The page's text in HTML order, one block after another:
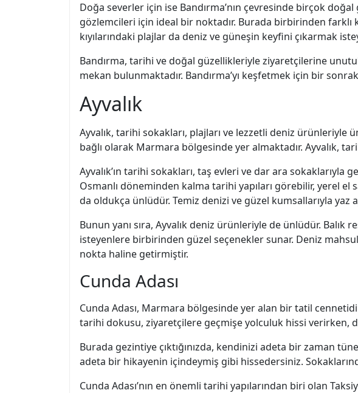
Doğa severler için ise Bandırma’nın çevresinde birçok
gözlemcileri için ideal bir noktadır. Burada birbirinden farklı
kıyılarındaki plajlar da deniz ve güneşin keyfini çıkarmak
Bandırma, tarihi ve doğal güzellikleriyle ziyaretçilerine
mekan bulunmaktadır. Bandırma’yı keşfetmek için bir
Ayvalık
Ayvalık, tarihi sokakları, plajları ve lezzetli deniz ürünleriyle
bağlı olarak Marmara bölgesinde yer almaktadır. Ayvalık,
Ayvalık’ın tarihi sokakları, taş evleri ve dar ara sokaklarıyla
Osmanlı döneminden kalma tarihi yapıları görebilir, yerel el
da oldukça ünlüdür. Temiz denizi ve güzel kumsallarıyla
Bunun yanı sıra, Ayvalık deniz ürünleriyle de ünlüdür.
isteyenlere birbirinden güzel seçenekler sunar. Deniz
nokta haline getirmiştir.
Cunda Adası
Cunda Adası, Marmara bölgesinde yer alan bir tatil
tarihi dokusu, ziyaretçilere geçmişe yolculuk hissi verirken,
Burada gezintiye çıktığınızda, kendinizi adeta bir zaman
adeta bir hikayenin içindeymiş gibi hissedersiniz.
Cunda Adası’nın en önemli tarihi yapılarından biri olan